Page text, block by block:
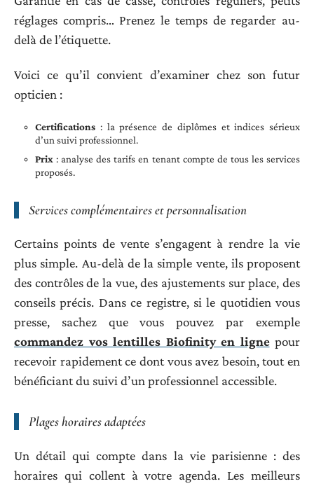
réglages compris… Prenez le temps de regarder au-
delà de l’étiquette.
Voici ce qu’il convient d’examiner chez son futur
opticien :
Certifications : la présence de diplômes et indices sérieux
d’un suivi professionnel.
Prix : analyse des tarifs en tenant compte de tous les services
proposés.
Services complémentaires et personnalisation
Certains points de vente s’engagent à rendre la vie
plus simple. Au-delà de la simple vente, ils proposent
des contrôles de la vue, des ajustements sur place, des
conseils précis. Dans ce registre, si le quotidien vous
presse, sachez que vous pouvez par exemple
commandez vos lentilles Biofinity en lignepour
recevoir rapidement ce dont vous avez besoin, tout en
bénéficiant du suivi d’un professionnel accessible.
Plages horaires adaptées
Un détail qui compte dans la vie parisienne : des
horaires qui collent à votre agenda. Les meilleurs